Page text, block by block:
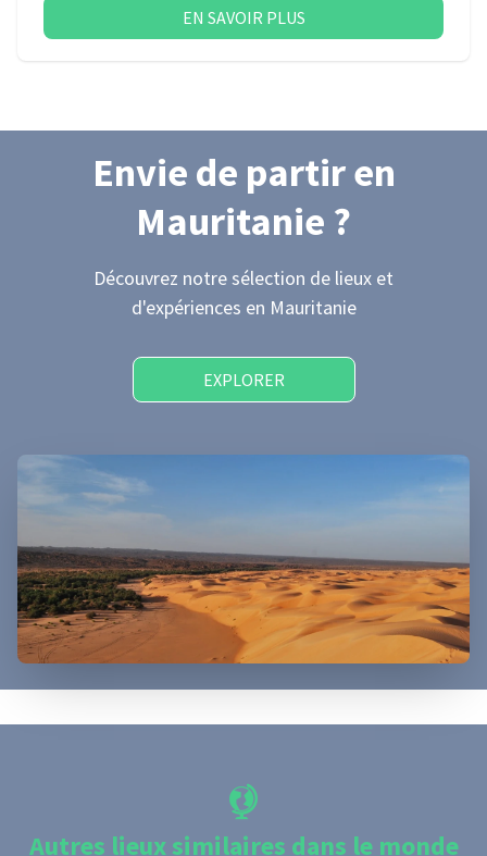
EN SAVOIR PLUS
Envie de partiren
Mauritanie ?
Découvrez notre sélection de lieux et
d'expériences en Mauritanie
EXPLORER
Autres lieux similaires dans le monde